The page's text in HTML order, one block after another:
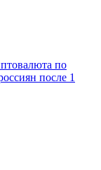
по
после 1